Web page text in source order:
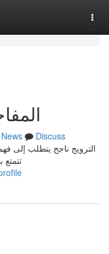
News
Discuss
الترويج ناجح يتطلب إلى